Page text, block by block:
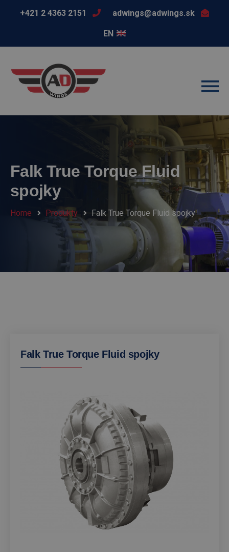
+421 2 4363 2151 adwings@adwings.sk
EN
Falk True Torque Fluid
spojky
Home Produkty Falk True Torque Fluid spojky
Falk True Torque Fluid spojky